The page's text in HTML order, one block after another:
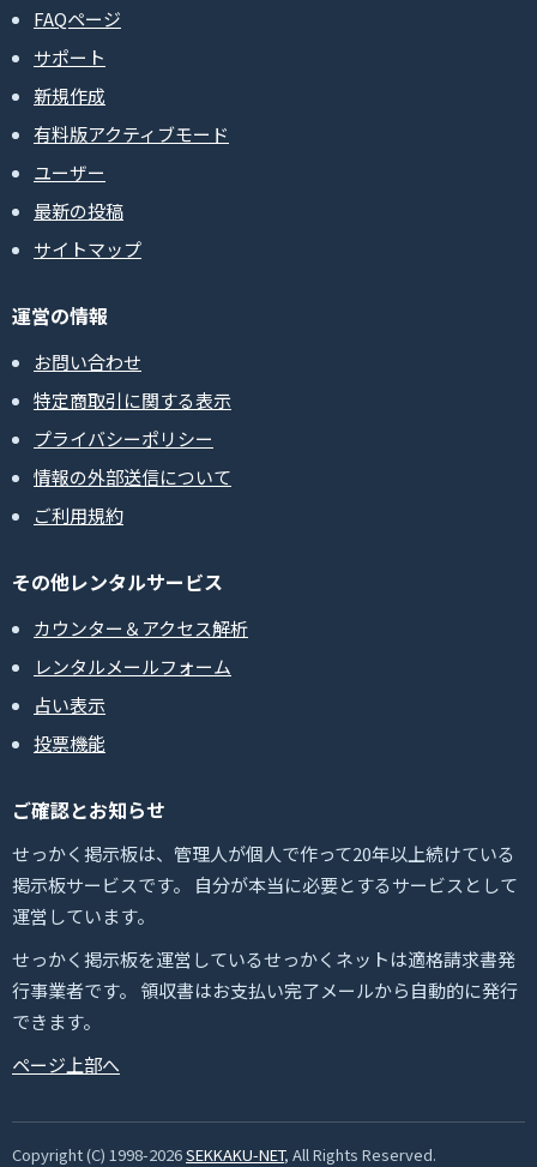
FAQページ
サポート
新規作成
有料版アクティブモード
ユーザー
最新の投稿
サイトマップ
運営の情報
お問い合わせ
特定商取引に関する表示
プライバシーポリシー
情報の外部送信について
ご利用規約
その他レンタルサービス
カウンター＆アクセス解析
レンタルメールフォーム
占い表示
投票機能
ご確認とお知らせ
せっかく掲示板は、管理人が個人で作って20年以上続けている
掲示板サービスです。 自分が本当に必要とするサービスとして
運営しています。
せっかく掲示板を運営しているせっかくネットは適格請求書発
行事業者です。 領収書はお支払い完了メールから自動的に発行
できます。
ページ上部へ
Copyright (C) 1998-2026SEKKAKU-NET, All Rights Reserved.